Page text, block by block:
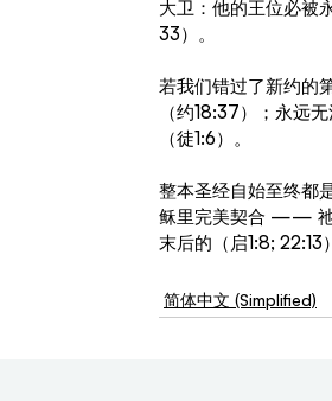
大卫：他的王位必被
33）。
若我们错过了新约的
（约18:37）；永远
（徒1:6）。
整本圣经自始至终都
稣里完美契合 ——
末后的（启1:8; 22:13
简体中文 (Simplified)